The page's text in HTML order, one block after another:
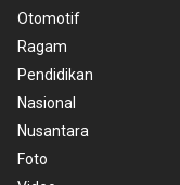
Otomotif
Ragam
Pendidikan
Nasional
Nusantara
Foto